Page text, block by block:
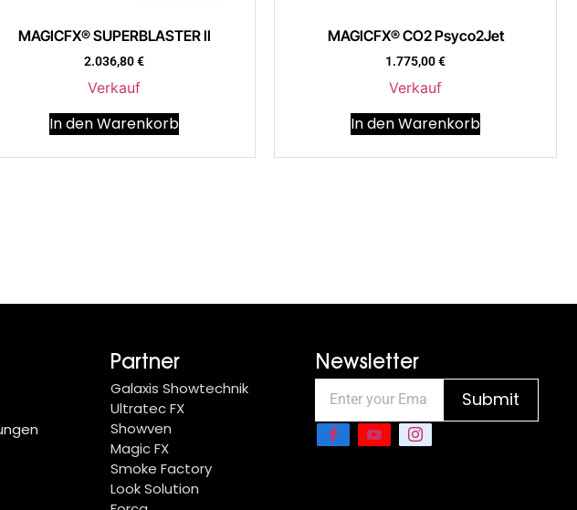
MAGICFX® SUPERBLASTER II
2.036,80€
Verkauf
In den Warenkorb
MAGICFX® CO2 Psyco2Jet
1.775,00€
Verkauf
In den Warenkorb
Partner
Galaxis Showtechnik
Ultratec FX
Showven
Magic FX
Smoke Factory
Look Solution
Newsletter
Submit